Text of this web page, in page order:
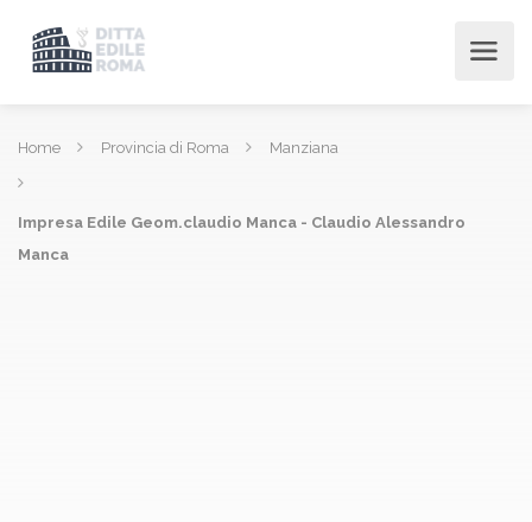
Home Provincia di Roma Manziana
Impresa Edile Geom.claudio Manca - Claudio Alessandro
Manca